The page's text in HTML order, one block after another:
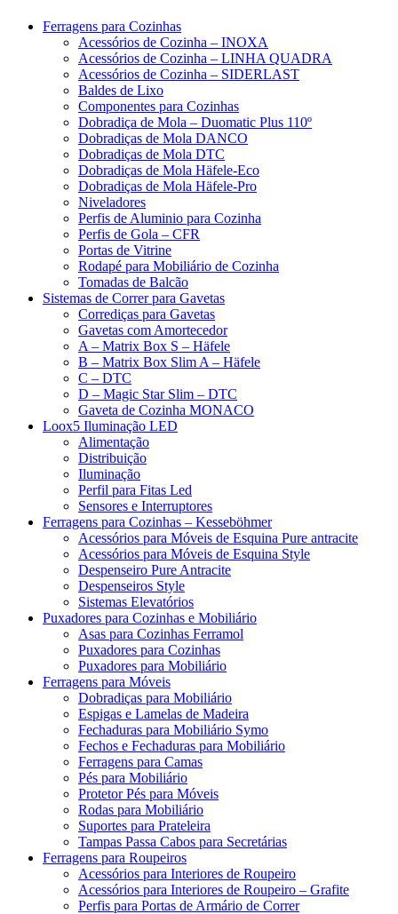
Ferragens para Cozinhas
Acessórios de Cozinha – INOXA
Acessórios de Cozinha – LINHA QUADRA
Acessórios de Cozinha – SIDERLAST
Baldes de Lixo
Componentes para Cozinhas
Dobradiça de Mola – Duomatic Plus 110º
Dobradiças de Mola DANCO
Dobradiças de Mola DTC
Dobradiças de Mola Häfele-Eco
Dobradiças de Mola Häfele-Pro
Niveladores
Perfis de Aluminio para Cozinha
Perfis de Gola – CFR
Portas de Vitrine
Rodapé para Mobiliário de Cozinha
Tomadas de Balcão
Sistemas de Correr para Gavetas
Corrediças para Gavetas
Gavetas com Amortecedor
A – Matrix Box S – Häfele
B – Matrix Box Slim A – Häfele
C – DTC
D – Magic Star Slim – DTC
Gaveta de Cozinha MONACO
Loox5 Iluminação LED
Alimentação
Distribuição
Iluminação
Perfil para Fitas Led
Sensores e Interruptores
Ferragens para Cozinhas – Kesseböhmer
Acessórios para Móveis de Esquina Pure antracite
Acessórios para Móveis de Esquina Style
Despenseiro Pure Antracite
Despenseiros Style
Sistemas Elevatórios
Puxadores para Cozinhas e Mobiliário
Asas para Cozinhas Ferramol
Puxadores para Cozinhas
Puxadores para Mobiliário
Ferragens para Móveis
Dobradiças para Mobiliário
Espigas e Lamelas de Madeira
Fechaduras para Mobiliário Symo
Fechos e Fechaduras para Mobiliário
Ferragens para Camas
Pés para Mobiliário
Protetor Pés para Móveis
Rodas para Mobiliário
Suportes para Prateleira
Tampas Passa Cabos para Secretárias
Ferragens para Roupeiros
Acessórios para Interiores de Roupeiro
Acessórios para Interiores de Roupeiro – Grafite
Perfis para Portas de Armário de Correr